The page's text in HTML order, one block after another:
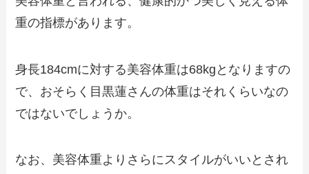
重の指標があります。
身長184cmに対する美容体重は68kgとなりますの
で、おそらく目黒蓮さんの体重はそれくらいなの
ではないでしょうか。
なお、美容体重よりさらにスタイルがいいとされ